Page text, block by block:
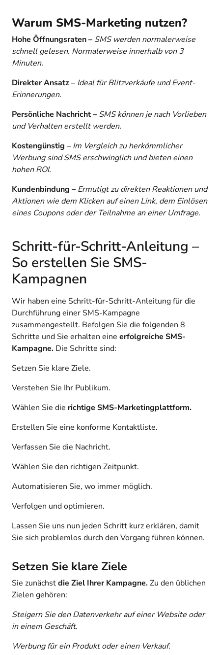
Warum SMS-Marketing nutzen?
Hohe Öffnungsraten – SMS werden normalerweise
schnell gelesen. Normalerweise innerhalb von 3
Minuten.
Direkter Ansatz – Ideal für Blitzverkäufe und Event-
Erinnerungen.
Persönliche Nachricht – SMS können je nach Vorlieben
und Verhalten erstellt werden.
Kostengünstig – Im Vergleich zu herkömmlicher
Werbung sind SMS erschwinglich und bieten einen
hohen ROI.
Kundenbindung – Ermutigt zu direkten Reaktionen und
Aktionen wie dem Klicken auf einen Link, dem Einlösen
eines Coupons oder der Teilnahme an einer Umfrage.
Schritt-für-Schritt-Anleitung –
So erstellen Sie SMS-
Kampagnen
Wir haben eine Schritt-für-Schritt-Anleitung für die
Durchführung einer SMS-Kampagne
zusammengestellt. Befolgen Sie die folgenden 8
Schritte und Sie erhalten eine erfolgreiche SMS-
Kampagne. Die Schritte sind:
Setzen Sie klare Ziele.
Verstehen Sie Ihr Publikum.
Wählen Sie die richtige SMS-Marketingplattform.
Erstellen Sie eine konforme Kontaktliste.
Verfassen Sie die Nachricht.
Wählen Sie den richtigen Zeitpunkt.
Automatisieren Sie, wo immer möglich.
Verfolgen und optimieren.
Lassen Sie uns nun jeden Schritt kurz erklären, damit
Sie sich problemlos durch den Vorgang führen können.
Setzen Sie klare Ziele
Sie zunächstdie Ziel Ihrer Kampagne.Zu den üblichen
Zielen gehören:
Steigern Sie den Datenverkehr auf einer Website oder
in einem Geschäft.
Werbung für ein Produkt oder einen Verkauf.